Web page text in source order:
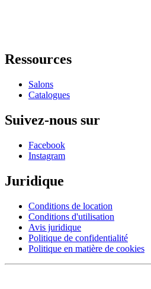
Ressources
Salons
Catalogues
Suivez-nous sur
Facebook
Instagram
Juridique
Conditions de location
Conditions d'utilisation
Avis juridique
Politique de confidentialité
Politique en matière de cookies